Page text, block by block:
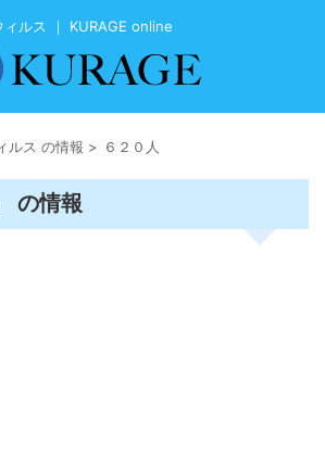
ィルス ｜ KURAGE online
ルス の情報 > ６２０人
の情報